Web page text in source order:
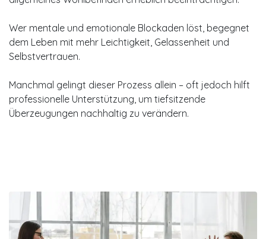
Wer mentale und emotionale Blockaden löst, begegnet
dem Leben mit mehr Leichtigkeit, Gelassenheit und
Selbstvertrauen.
Manchmal gelingt dieser Prozess allein – oft jedoch hilft
professionelle Unterstützung, um tiefsitzende
Überzeugungen nachhaltig zu verändern.